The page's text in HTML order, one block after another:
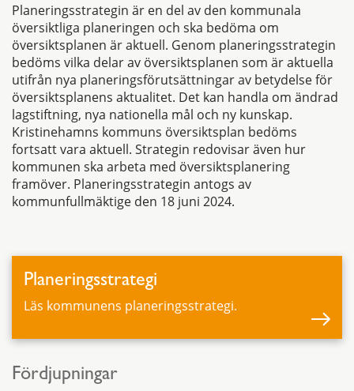
Planeringsstrategin är en del av den kommunala
översiktliga planeringen och ska bedöma om
översiktsplanen är aktuell. Genom planeringsstrategin
bedöms vilka delar av översiktsplanen som är aktuella
utifrån nya planeringsförutsättningar av betydelse för
översiktsplanens aktualitet. Det kan handla om ändrad
lagstiftning, nya nationella mål och ny kunskap.
Kristinehamns kommuns översiktsplan bedöms
fortsatt vara aktuell. Strategin redovisar även hur
kommunen ska arbeta med översiktsplanering
framöver. Planeringsstrategin antogs av
kommunfullmäktige den 18 juni 2024.
Planeringsstrategi
Läs kommunens planeringsstrategi.
Fördjupningar